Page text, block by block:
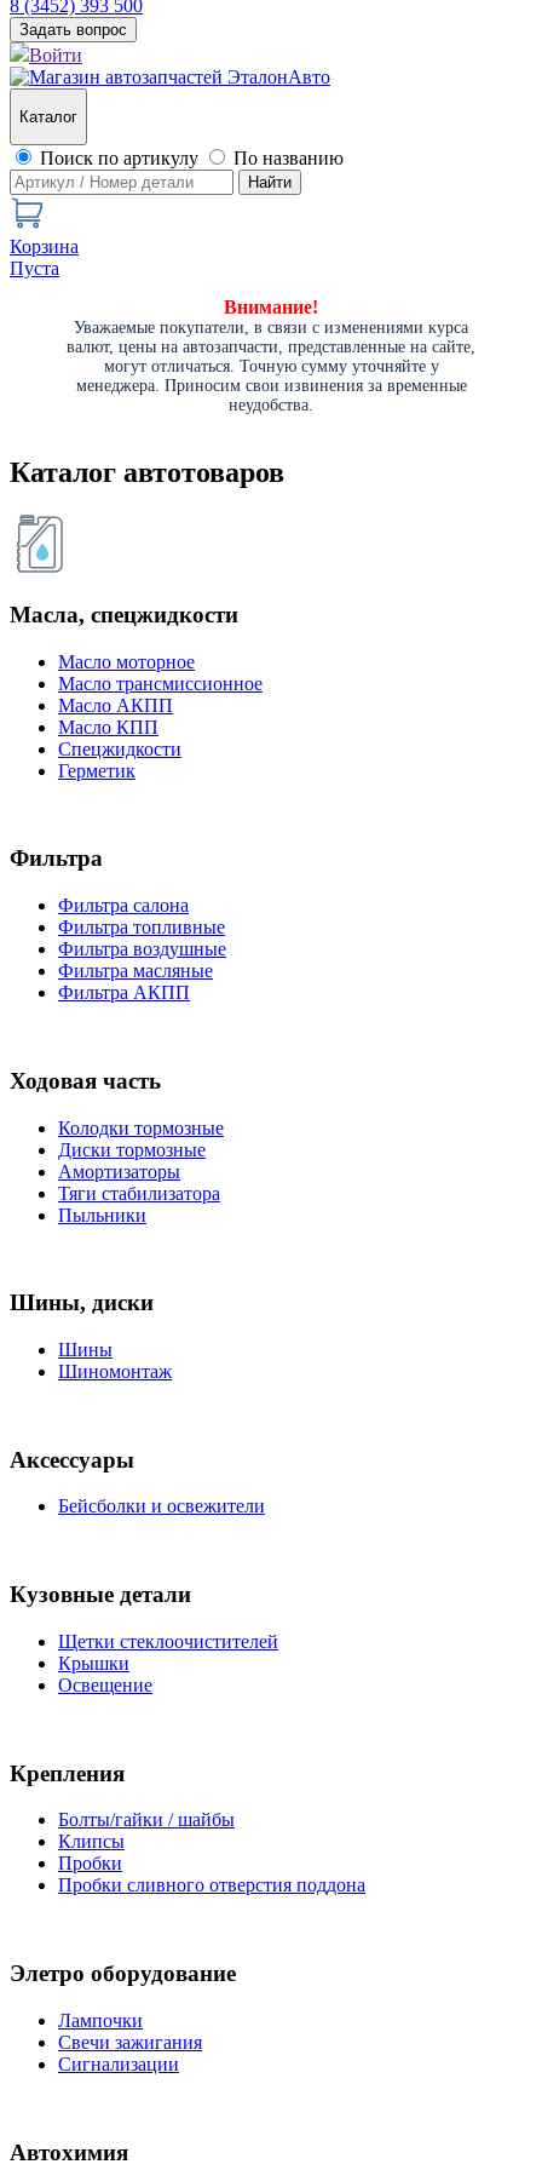
8 (3452) 393 500
Задать вопрос
Войти
Каталог
Поиск по артикулу По названию
Найти
Корзина
Пуста
Внимание!
Уважаемые покупатели, в связи с изменениями курса
валют, цены на автозапчасти, представленные на сайте,
могут отличаться. Точную сумму уточняйте у
менеджера. Приносим свои извинения за временные
неудобства.
Каталог автотоваров
Масла, спецжидкости
Масло моторное
Масло трансмиссионное
Масло АКПП
Масло КПП
Спецжидкости
Герметик
Фильтра
Фильтра салона
Фильтра топливные
Фильтра воздушные
Фильтра масляные
Фильтра АКПП
Ходовая часть
Колодки тормозные
Диски тормозные
Амортизаторы
Тяги стабилизатора
Пыльники
Шины, диски
Шины
Шиномонтаж
Аксессуары
Бейсболки и освежители
Кузовные детали
Щетки стеклоочистителей
Крышки
Освещение
Крепления
Болты/гайки / шайбы
Клипсы
Пробки
Пробки сливного отверстия поддона
Элетро оборудование
Лампочки
Свечи зажигания
Сигнализации
Автохимия